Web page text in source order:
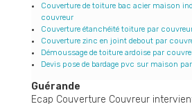
Couverture de toiture bac acier maison
couvreur
Couverture étanchéité toiture par
Couverture zinc en joint debout par
Démoussage de toiture ardoise par
Devis pose de bardage pvc sur maison
Guérande
Ecap Couverture Couvreur